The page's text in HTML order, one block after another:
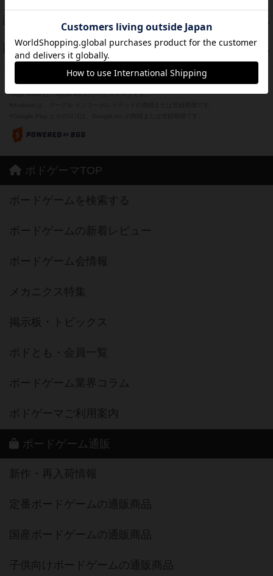
PT
紹介文なし 1件の投稿
PT
ドコジャン
紹介文あり 10件の投稿
※Apple、Apple のロゴ は、米国および他の国々で登録されたApple Inc.の商標です。
※App Store は、Apple Inc.のサービスマークです。
ボドゲーマTOP
ボードゲームを検索する
ボードゲームの新着レビュー
ボードゲーム会情報
メカニクス特集
掲示板・トピックス
ボドとも・会員一覧
ボードゲーム業界コラム
ボドゲーマご利用案内
ボードゲーム通販
新作・再入荷情報
定番ボードゲームの通販商品
国産ボードゲームの通販商品
子供向けボードゲームの通販商品